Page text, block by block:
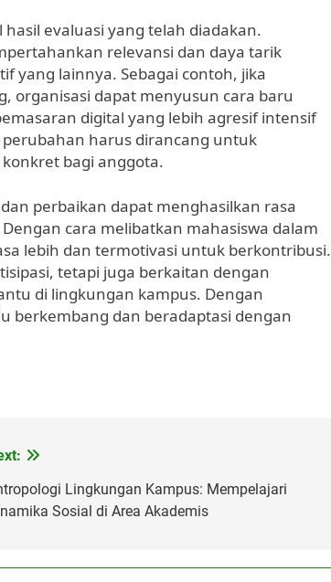
evaluasi yang telah diadakan.
relevansi dan daya tarik
yang lainnya. Sebagai contoh, jika
organisasi dapat menyusun cara baru
digital yang lebih agresif intensif
harus dirancang untuk
bagi anggota.
perbaikan dapat menghasilkan rasa
cara melibatkan mahasiswa dalam
lebih dan termotivasi untuk berkontribusi.
tetapi juga berkaitan dengan
di lingkungan kampus. Dengan
berkembang dan beradaptasi dengan
Lingkungan Kampus: Mempelajari
Sosial di Area Akademis